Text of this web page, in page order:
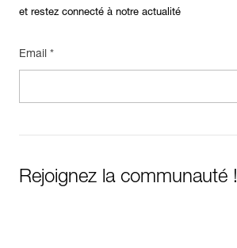
existantes.
et restez connecté à notre actualité
Email *
Rejoignez la communauté !